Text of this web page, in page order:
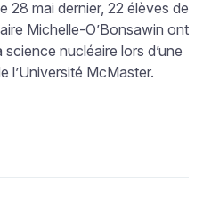
28 mai dernier, 22 élèves de
Michelle-O’Bonsawin ont
nucléaire lors d’une
l’Université McMaster.